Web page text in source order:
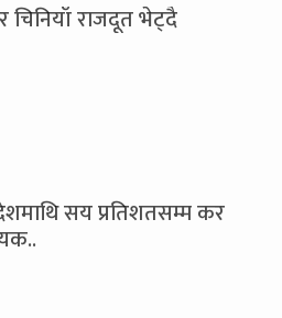
र चिनियाँ राजदूत भेट्दै
सय प्रतिशतसम्म कर